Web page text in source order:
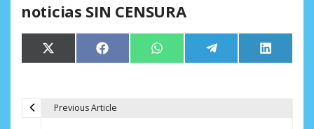
noticias SIN CENSURA
Compartir
en
X
(Twitter)
Compartir
en
Facebook Compartir
en
WhatsApp Compartir
en
Telegram
en
LinkedIn
Previous Article